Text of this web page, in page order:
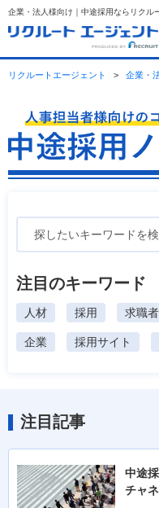
企業・法人様向け｜中途採用ならリクル
リクルートエージェント > 企業・
索:
注目のキーワード
人材 採用 求職者
企業 採用サイト
注目記事
中途
チャ